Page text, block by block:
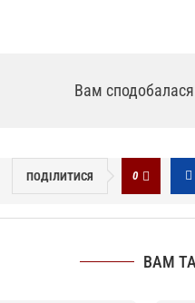
Вам
ПОДІЛИТИСЯ 0
ВАМ